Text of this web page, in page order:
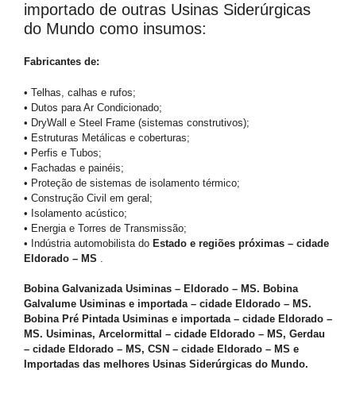
importado de outras Usinas Siderúrgicas
do Mundo como insumos:
Fabricantes de:
• Telhas, calhas e rufos;
• Dutos para Ar Condicionado;
• DryWall e Steel Frame (sistemas construtivos);
• Estruturas Metálicas e coberturas;
• Perfis e Tubos;
• Fachadas e painéis;
• Proteção de sistemas de isolamento térmico;
• Construção Civil em geral;
• Isolamento acústico;
• Energia e Torres de Transmissão;
• Indústria automobilista do Estado e regiões próximas – cidade
Eldorado – MS
Bobina Galvanizada Usiminas – Eldorado – MS. Bobina
Galvalume Usiminas e importada – cidade Eldorado – MS.
Bobina Pré Pintada Usiminas e importada – cidade Eldorado –
MS. Usiminas, Arcelormittal – cidade Eldorado – MS, Gerdau
– cidade Eldorado – MS, CSN – cidade Eldorado – MS e
Importadas das melhores Usinas Siderúrgicas do Mundo.